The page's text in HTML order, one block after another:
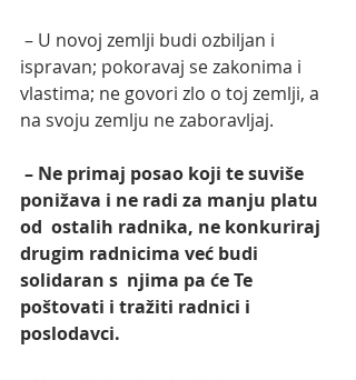
ispravan; pokoravaj se zakonima i
vlastima; ne govori zlo o toj zemlji, a
na svoju zemlju ne zaboravljaj.
ponižava i ne radi za manju platu
od  ostalih radnika, ne konkuriraj
drugim radnicima već budi
solidaran s  njima pa će Te
poštovati i tražiti radnici i
poslodavci.